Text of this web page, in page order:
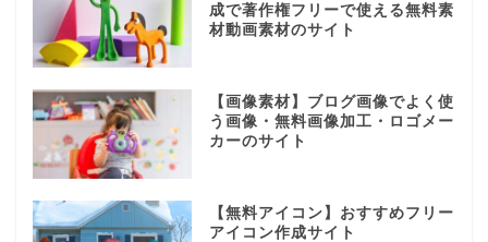
成で著作権フリーで使える無料素
材動画素材のサイト
【画像素材】ブログ画像でよく使
う画像・無料画像加工・ロゴメー
カーのサイト
【無料アイコン】おすすめフリー
アイコン作成サイト